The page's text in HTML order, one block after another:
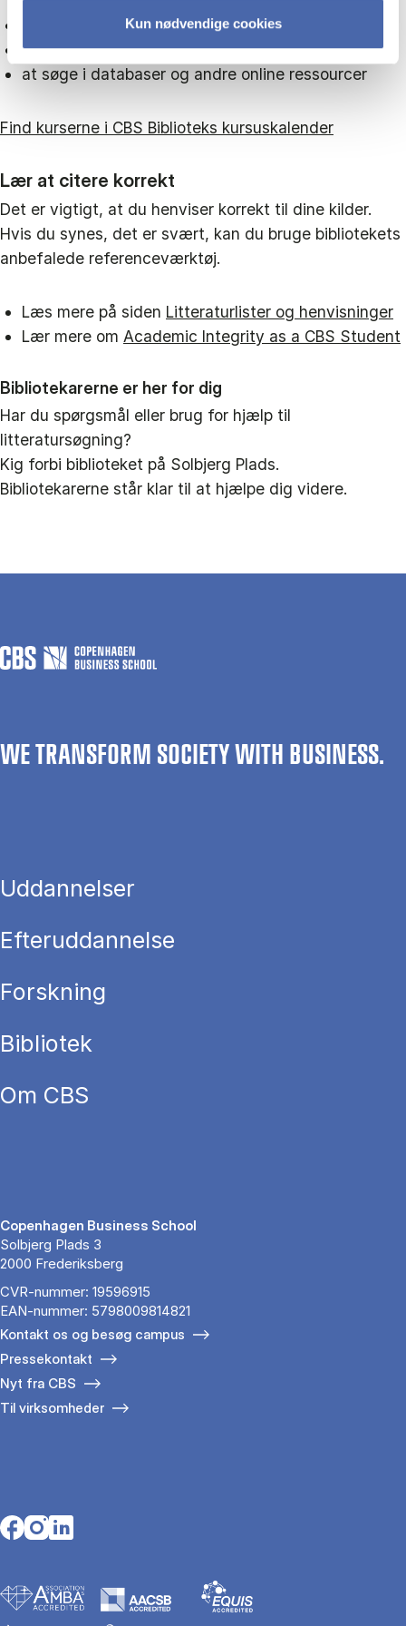
Kun nødvendige cookies
at bruge referenceværktøjer
at arbejde med spørgeskemaværktøjer
at søge i databaser og andre online ressourcer
Find kurserne i CBS Biblioteks kursuskalender
Lær at citere korrekt
Det er vigtigt, at du henviser korrekt til dine kilder.
Hvis du synes, det er svært, kan du bruge bibliotekets
anbefalede referenceværktøj.
Læs mere på siden Litteraturlister og henvisninger
Lær mere om Academic Integrity as a CBS Student
Bibliotekarerne er her for dig
Har du spørgsmål eller brug for hjælp til
litteratursøgning?
Kig forbi biblioteket på Solbjerg Plads.
Bibliotekarerne står klar til at hjælpe dig videre.
WE TRANSFORM SOCIETY WITH BUSINESS.
Uddannelser
Efteruddannelse
Forskning
Bibliotek
Om CBS
Copenhagen Business School
Solbjerg Plads 3
2000 Frederiksberg
CVR-nummer: 19596915
EAN-nummer: 5798009814821
Kontakt os og besøg campus
Pressekontakt
Nyt fra CBS
Til virksomheder
Opens in a new tab
Opens in a new tab
Opens in a new tab